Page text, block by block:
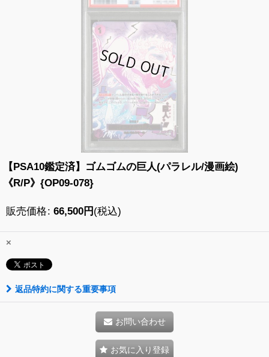
【PSA10鑑定済】ゴムゴムの巨人(パラレル/漫画絵)
《R/P》{OP09-078}
販売価格: 66,500円 (税込)
×
返品特約に関する重要事項
お問い合わせ
お気に入り登録